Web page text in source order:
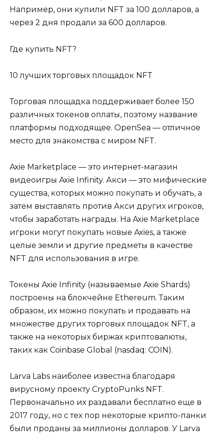
Например, они купили NFT за 100 долларов, а
через 2 дня продали за 600 долларов.
Где купить NFT?
10 лучших торговых площадок NFT
Торговая площадка поддерживает более 150
различных токенов оплаты, поэтому название
платформы подходящее. OpenSea — отличное
место для знакомства с миром NFT.
Axie Marketplace — это интернет-магазин
видеоигры Axie Infinity. Акси — это мифические
существа, которых можно покупать и обучать, а
затем выставлять против Акси других игроков,
чтобы заработать награды. На Axie Marketplace
игроки могут покупать новые Axies, а также
целые земли и другие предметы в качестве
NFT для использования в игре.
Токены Axie Infinity (называемые Axie Shards)
построены на блокчейне Ethereum. Таким
образом, их можно покупать и продавать на
множестве других торговых площадок NFT, а
также на некоторых биржах криптовалюты,
таких как Coinbase Global (nasdaq: COIN).
Larva Labs наиболее известна благодаря
вирусному проекту CryptoPunks NFT.
Первоначально их раздавали бесплатно еще в
2017 году, но с тех пор некоторые крипто-панки
были проданы за миллионы долларов. У Larva